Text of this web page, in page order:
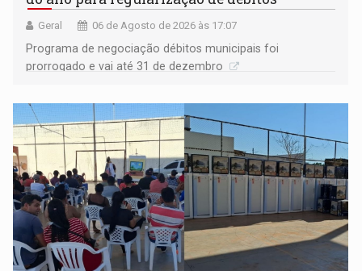
Geral 06 de Agosto de 2026 às 17:07
Programa de negociação débitos municipais foi
prorrogado e vai até 31 de dezembro